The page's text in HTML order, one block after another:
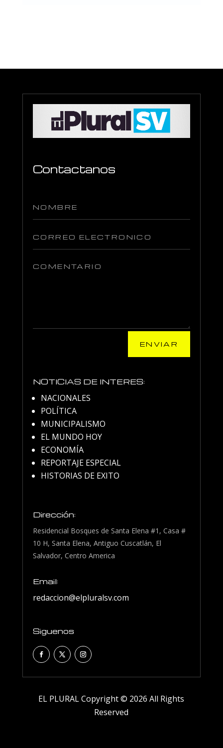
Contactanos
ENVIAR
NOTICIAS DE INTERES:
NACIONALES
POLÍTICA
MUNICIPALISMO
EL MUNDO HOY
ECONOMÍA
REPORTAJE ESPECIAL
HISTORIAS DE EXITO
Dirección:
Residencial Bosques de Santa Elena #1, Casa #
10 H, Santa Elena, Antiguo Cuscatlán, El
Salvador, Centro America
Email:
redaccion@elpluralsv.com
Siguenos
EL PLURAL Copyright © 2026 All Rights
Reserved